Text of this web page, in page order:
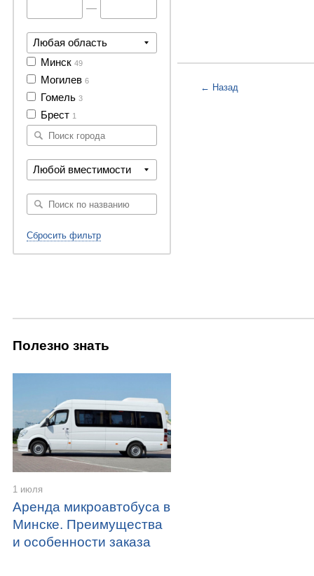
—
Любая область
Минск 49
Могилев 6
Гомель 3
Брест 1
Любой вместимости
Сбросить фильтр
← Назад
Полезно знать
1 июля
Аренда микроавтобуса в
Минске. Преимущества
и особенности заказа